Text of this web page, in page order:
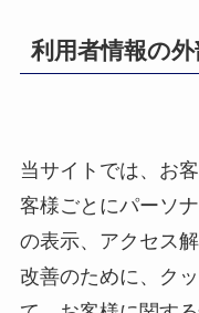
利用者情報の
当サイトでは、お
客様ごとにパーソ
の表示、アクセス
改善のために、ク